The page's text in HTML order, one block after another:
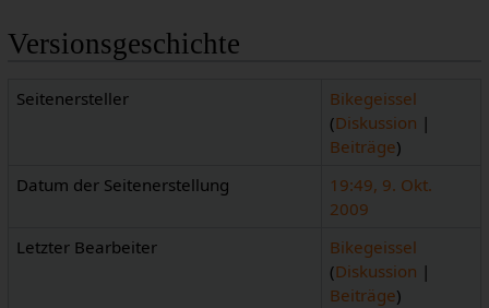
Versionsgeschichte
Seitenersteller
Bikegeissel
(Diskussion |
Beiträge)
Datum der Seitenerstellung
19:49, 9. Okt.
2009
Letzter Bearbeiter
Bikegeissel
(Diskussion |
Beiträge)